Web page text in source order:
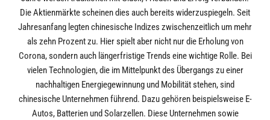
Die Aktienmärkte scheinen dies auch bereits widerzuspiegeln. Seit
Jahresanfang legten chinesische Indizes zwischenzeitlich um mehr
als zehn Prozent zu. Hier spielt aber nicht nur die Erholung von
Corona, sondern auch längerfristige Trends eine wichtige Rolle. Bei
vielen Technologien, die im Mittelpunkt des Übergangs zu einer
nachhaltigen Energiegewinnung und Mobilität stehen, sind
chinesische Unternehmen führend. Dazu gehören beispielsweise E-
Autos, Batterien und Solarzellen. Diese Unternehmen sowie